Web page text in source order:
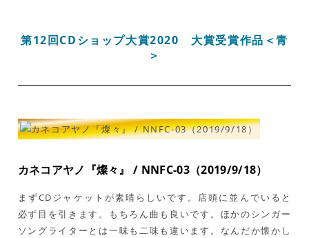
第12回CDショップ大賞2020 大賞受賞作品＜青
＞
カネコアヤノ『燦々』 / NNFC-03（2019/9/18）
まずCDジャケットが素晴らしいです。店頭に並んでいると
必ず目を引きます。もちろん曲も良いです。ほかのシンガー
ソングライターとは一味も二味も違います。なんだか懐かし